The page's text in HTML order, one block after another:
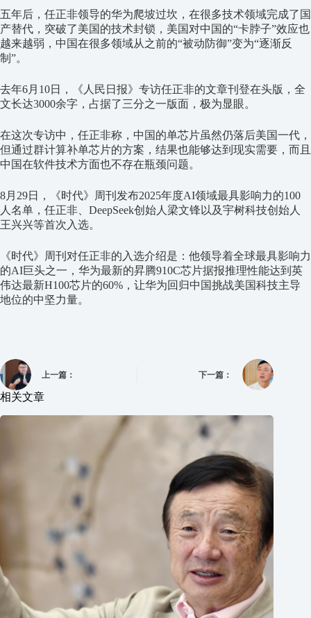
五年后，任正非领导的华为爬坡过坎，在很多技术领域完成了国
产替代，突破了美国的技术封锁，美国对中国的“卡脖子”效应也
越来越弱，中国在很多领域从之前的“被动防御”变为“逐渐反
制”。
去年6月10日，《人民日报》专访任正非的文章刊登在头版，全
文长达3000余字，占据了三分之一版面，极为显眼。
在这次专访中，任正非称，中国的单芯片虽然仍落后美国一代，
但通过群计算补单芯片的方案，结果也能够达到现实需要，而且
中国在软件技术方面也不存在瓶颈问题。
8月29日，《时代》周刊发布2025年度AI领域最具影响力的100
人名单，任正非、DeepSeek创始人梁文锋以及宇树科技创始人
王兴兴等首次入选。
《时代》周刊对任正非的入选介绍是：他领导着全球最具影响力
的AI巨头之一，华为最新的昇腾910C芯片据报推理性能达到英
伟达最新H100芯片的60%，让华为回归中国挑战美国科技主导
地位的中坚力量。
上一篇： 下一篇：
相关文章